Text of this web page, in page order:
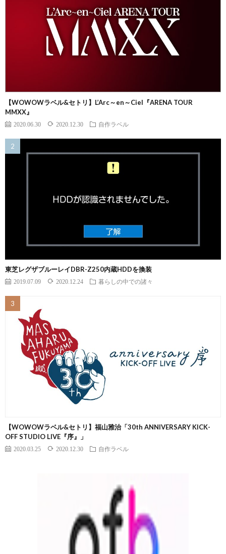
【WOWOWラベル&セトリ】L’Arc～en～Ciel『ARENA TOUR
MMXX』
2020.06.30 2020.12.30 自作ラベル
東芝レグザブルーレイDBR-Z250内蔵HDDを換装
2019.07.09 2020.12.24 暮らしの中での諸々
【WOWOWラベル&セトリ】福山雅治「30th ANNIVERSARY KICK-
OFF STUDIO LIVE『序』」
2020.03.25 2020.12.30 自作ラベル